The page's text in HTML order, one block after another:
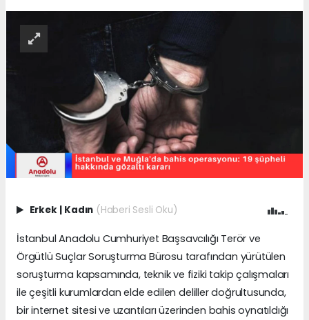
Erkek | Kadın (Haberi Sesli Oku)
İstanbul Anadolu Cumhuriyet Başsavcılığı Terör ve
Örgütlü Suçlar Soruşturma Bürosu tarafından yürütülen
soruşturma kapsamında, teknik ve fiziki takip çalışmaları
ile çeşitli kurumlardan elde edilen deliller doğrultusunda,
bir internet sitesi ve uzantıları üzerinden bahis oynatıldığı